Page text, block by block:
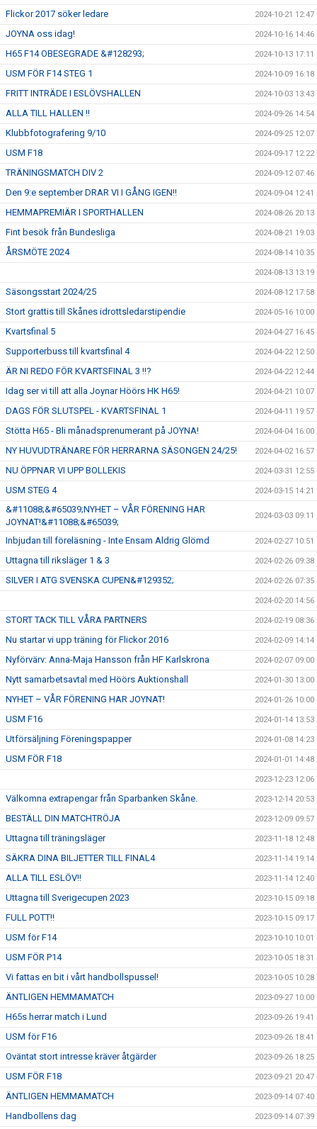
Flickor 2017 söker ledare 2024-10-21 12:47
JOYNA oss idag! 2024-10-16 14:46
H65 F14 OBESEGRADE &#128293; 2024-10-13 17:11
USM FÖR F14 STEG 1 2024-10-09 16:18
FRITT INTRÄDE I ESLÖVSHALLEN 2024-10-03 13:43
ALLA TILL HALLEN !! 2024-09-26 14:54
Klubbfotografering 9/10 2024-09-25 12:07
USM F18 2024-09-17 12:22
TRÄNINGSMATCH DIV 2 2024-09-12 07:46
Den 9:e september DRAR VI I GÅNG IGEN!! 2024-09-04 12:41
HEMMAPREMIÄR I SPORTHALLEN 2024-08-26 20:13
Fint besök från Bundesliga 2024-08-21 19:03
ÅRSMÖTE 2024 2024-08-14 10:35
2024-08-13 13:19
Säsongsstart 2024/25 2024-08-12 17:58
Stort grattis till Skånes idrottsledarstipendie 2024-05-16 10:00
Kvartsfinal 5 2024-04-27 16:45
Supporterbuss till kvartsfinal 4 2024-04-22 12:50
ÄR NI REDO FÖR KVARTSFINAL 3 !!? 2024-04-22 12:44
Idag ser vi till att alla Joynar Höörs HK H65! 2024-04-21 10:07
DAGS FÖR SLUTSPEL - KVARTSFINAL 1 2024-04-11 19:57
Stötta H65 - Bli månadsprenumerant på JOYNA! 2024-04-04 16:00
NY HUVUDTRÄNARE FÖR HERRARNA SÄSONGEN 24/25! 2024-04-02 16:57
NU ÖPPNAR VI UPP BOLLEKIS 2024-03-31 12:55
USM STEG 4 2024-03-15 14:21
&#11088;&#65039;NYHET – VÅR FÖRENING HAR
JOYNAT!&#11088;&#65039;
2024-03-03 09:11
Inbjudan till föreläsning - Inte Ensam Aldrig Glömd 2024-02-27 10:51
Uttagna till riksläger 1 & 3 2024-02-26 09:38
SILVER I ATG SVENSKA CUPEN&#129352; 2024-02-26 07:35
2024-02-20 14:56
STORT TACK TILL VÅRA PARTNERS 2024-02-19 08:36
Nu startar vi upp träning för Flickor 2016 2024-02-09 14:14
Nyförvärv: Anna-Maja Hansson från HF Karlskrona 2024-02-07 09:00
Nytt samarbetsavtal med Höörs Auktionshall 2024-01-30 13:00
NYHET – VÅR FÖRENING HAR JOYNAT! 2024-01-26 10:00
USM F16 2024-01-14 13:53
Utförsäljning Föreningspapper 2024-01-08 14:23
USM FÖR F18 2024-01-01 14:48
2023-12-23 12:06
Välkomna extrapengar från Sparbanken Skåne. 2023-12-14 20:53
BESTÄLL DIN MATCHTRÖJA 2023-12-09 09:57
Uttagna till träningsläger 2023-11-18 12:48
SÄKRA DINA BILJETTER TILL FINAL4 2023-11-14 19:14
ALLA TILL ESLÖV!! 2023-11-14 12:40
Uttagna till Sverigecupen 2023 2023-10-15 09:18
FULL POTT!! 2023-10-15 09:17
USM för F14 2023-10-10 10:01
USM FÖR P14 2023-10-05 18:31
Vi fattas en bit i vårt handbollspussel! 2023-10-05 10:28
ÄNTLIGEN HEMMAMATCH 2023-09-27 10:00
H65s herrar match i Lund 2023-09-26 19:41
USM för F16 2023-09-26 18:41
Oväntat stort intresse kräver åtgärder 2023-09-26 18:25
USM FÖR F18 2023-09-21 20:47
ÄNTLIGEN HEMMAMATCH 2023-09-14 07:40
Handbollens dag 2023-09-14 07:39